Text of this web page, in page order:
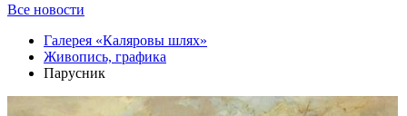
Все новости
Галерея «Каляровы шлях»
Живопись, графика
Парусник